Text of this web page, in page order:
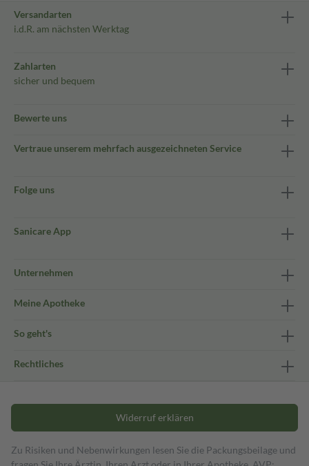
Versandarten
i.d.R. am nächsten Werktag
Zahlarten
sicher und bequem
Bewerte uns
Vertraue unserem mehrfach ausgezeichneten Service
Folge uns
Sanicare App
Unternehmen
Meine Apotheke
So geht's
Rechtliches
Widerruf erklären
Zu Risiken und Nebenwirkungen lesen Sie die Packungsbeilage und